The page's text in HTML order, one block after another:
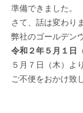
準備できました。
さて、話は変わり
弊社のゴールデン
令和２年５月１日
５月７日（木）よ
ご不便をおかけ致